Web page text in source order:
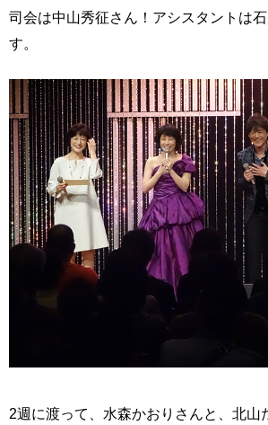
司会は中山秀征さん！アシスタントは
す。
2週に渡って、水森かおりさんと、北山